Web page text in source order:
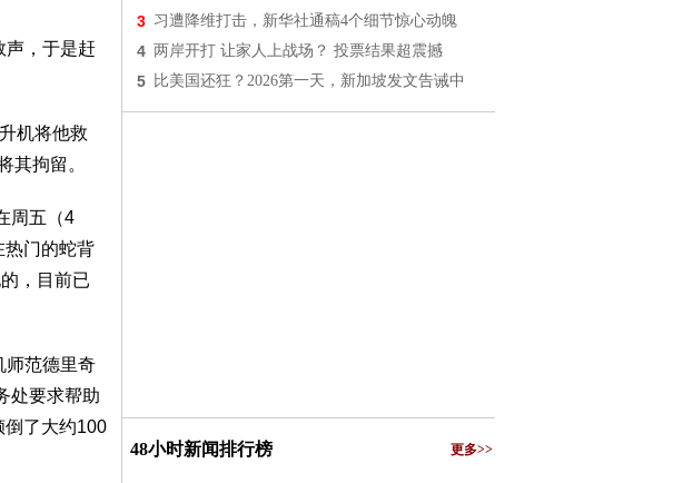
声，于是赶
机将他救
其拘留。
周五（4
热门的蛇背
，目前已
师范德里奇
处要求帮助
倒了大约100
3 习遭降维打击，新华社通稿4个细节惊心动魄
4 两岸开打 让家人上战场？ 投票结果超震撼
5 比美国还狂？2026第一天，新加坡发文告诫中
48小时新闻排行榜 更多>>